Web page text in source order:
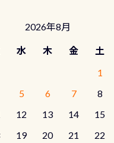
2026年8月
水 木 金 土
1
5 6 7 8
12 13 14 15
19 20 21 22